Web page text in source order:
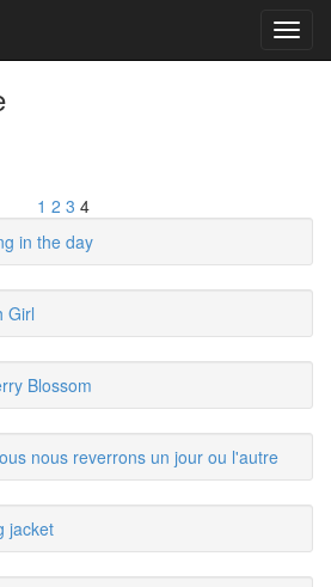
1 2 3 4
in the day
Girl
Blossom
nous reverrons un jour ou l'autre
jacket